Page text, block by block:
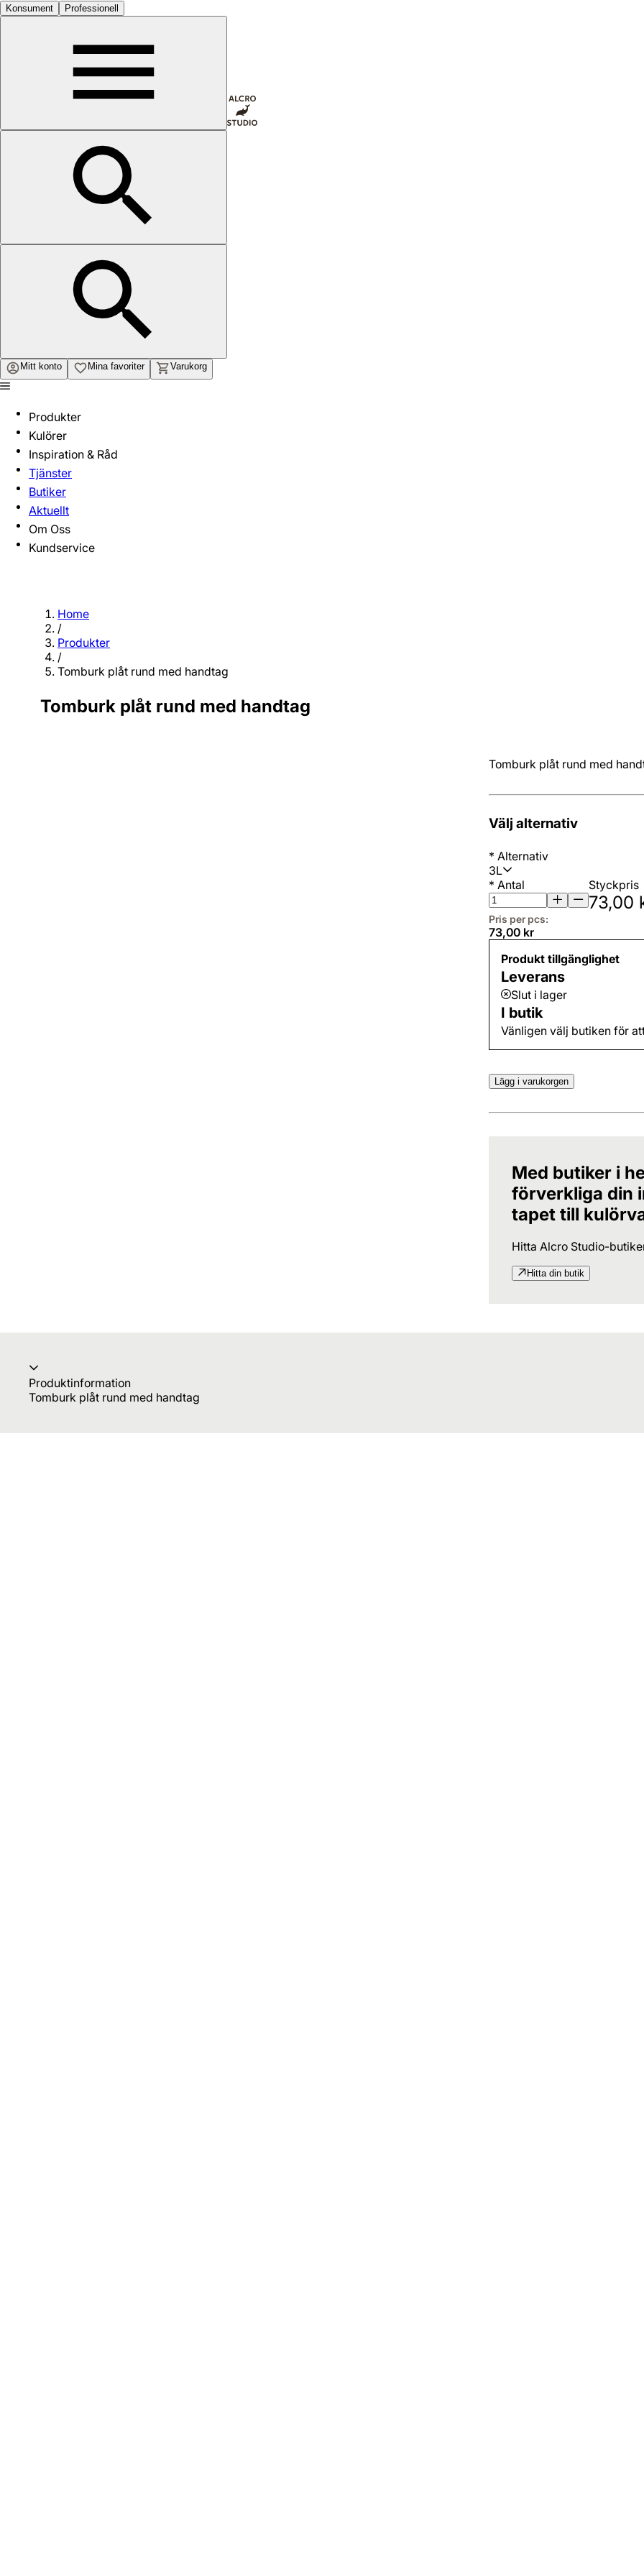
Konsument Professionell
Mitt konto Mina favoriter Varukorg
Produkter
Kulörer
Inspiration & Råd
Tjänster
Butiker
Aktuellt
Om Oss
Kundservice
Home
/
Produkter
/
Tomburk plåt rund med handtag
Tomburk plåt rund med handtag
Tomburk plåt rund med
Välj alternativ
* Alternativ
3L
* Antal Styckpris
73,00
Pris per pcs:
73,00 kr
Produkt tillgänglighet
Leverans
Slut i lager
I butik
Vänligen välj butiken för
Lägg i varukorgen
Med butiker i
förverkliga din
tapet till
Hitta Alcro Studio-
Hitta din butik
Produktinformation
Tomburk plåt rund med handtag